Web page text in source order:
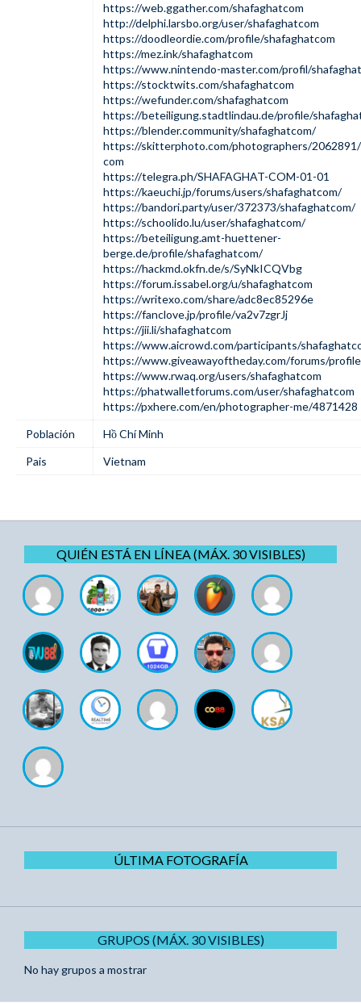
https://web.ggather.com/shafaghatcom
http://delphi.larsbo.org/user/shafaghatcom
https://doodleordie.com/profile/shafaghatcom
https://mez.ink/shafaghatcom
https://www.nintendo-master.com/profil/
https://stocktwits.com/shafaghatcom
https://wefunder.com/shafaghatcom
https://beteiligung.stadtlindau.de/profile/
https://blender.community/shafaghatcom/
https://skitterphoto.com/photographers/
com
https://telegra.ph/SHAFAGHAT-COM-01-01
https://kaeuchi.jp/forums/users/shafaghatcom/
https://bandori.party/user/372373/shafaghatcom/
https://schoolido.lu/user/shafaghatcom/
https://beteiligung.amt-huettener-
berge.de/profile/shafaghatcom/
https://hackmd.okfn.de/s/SyNkICQVbg
https://forum.issabel.org/u/shafaghatcom
https://writexo.com/share/adc8ec85296e
https://fanclove.jp/profile/va2v7zgrJj
https://jii.li/shafaghatcom
https://www.aicrowd.com/participants/
https://www.giveawayoftheday.com/forums/
https://www.rwaq.org/users/shafaghatcom
https://phatwalletforums.com/user/shafaghatcom
https://pxhere.com/en/photographer-me/4871428
Población
Hồ Chí Minh
Pais
Vietnam
QUIÉN ESTÁ EN LÍNEA (MÁX. 30 VISIBLES)
ÚLTIMA FOTOGRAFÍA
GRUPOS (MÁX. 30 VISIBLES)
No hay grupos a mostrar